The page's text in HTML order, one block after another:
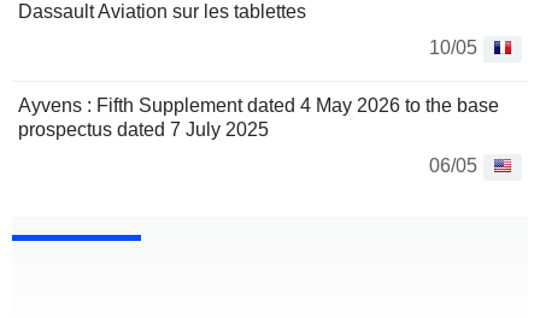
Dassault Aviation sur les tablettes
10/05
Ayvens : Fifth Supplement dated 4 May 2026 to the base
prospectus dated 7 July 2025
06/05